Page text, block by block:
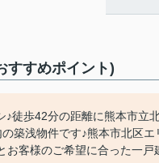
すめポイント)
徒歩42分の距離に熊本市立
築浅物件です♪熊本市北区
お客様のご希望に合った一